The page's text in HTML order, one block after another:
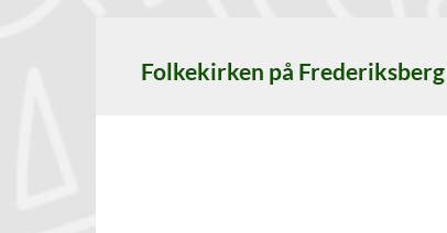
Folkekirken på Frederiksberg